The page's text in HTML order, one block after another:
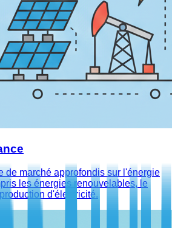
de marché approfondis sur l'énergie
les énergies renouvelables, le
d'électricité.